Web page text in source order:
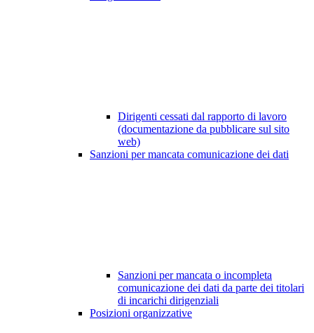
Dirigenti cessati dal rapporto di lavoro
(documentazione da pubblicare sul sito
web)
Sanzioni per mancata comunicazione dei dati
Sanzioni per mancata o incompleta
comunicazione dei dati da parte dei titolari
di incarichi dirigenziali
Posizioni organizzative